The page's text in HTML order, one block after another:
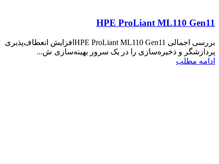
HPE ProLiant ML110 Gen11
بررسی اجمالی HPE ProLiant ML110 Gen11افزایش انعطاف‌پذیری
پردازشگر و ذخیره‌سازی را در یک سرور بهینه‌سازی ش...
ادامه مطلب